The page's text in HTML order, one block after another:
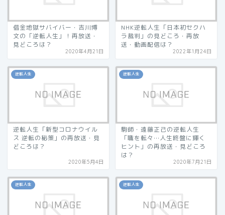
借金地獄サバイバー・吉川博
文の「逆転人生」！再放送・
見どころは？
2020年4月21日
NHK逆転人生「日本初セクハ
ラ裁判」の見どころ・再放
送・動画配信は？
2022年1月24日
逆転人生
逆転人生「新型コロナウイル
ス 逆転の秘策」の再放送・見
どころは？
2020年5月4日
逆転人生
駒師・遠藤正己の逆転人生
「職を転々…人生終盤に輝く
ヒント」の再放送・見どころ
は？
2020年7月21日
逆転人生 逆転人生